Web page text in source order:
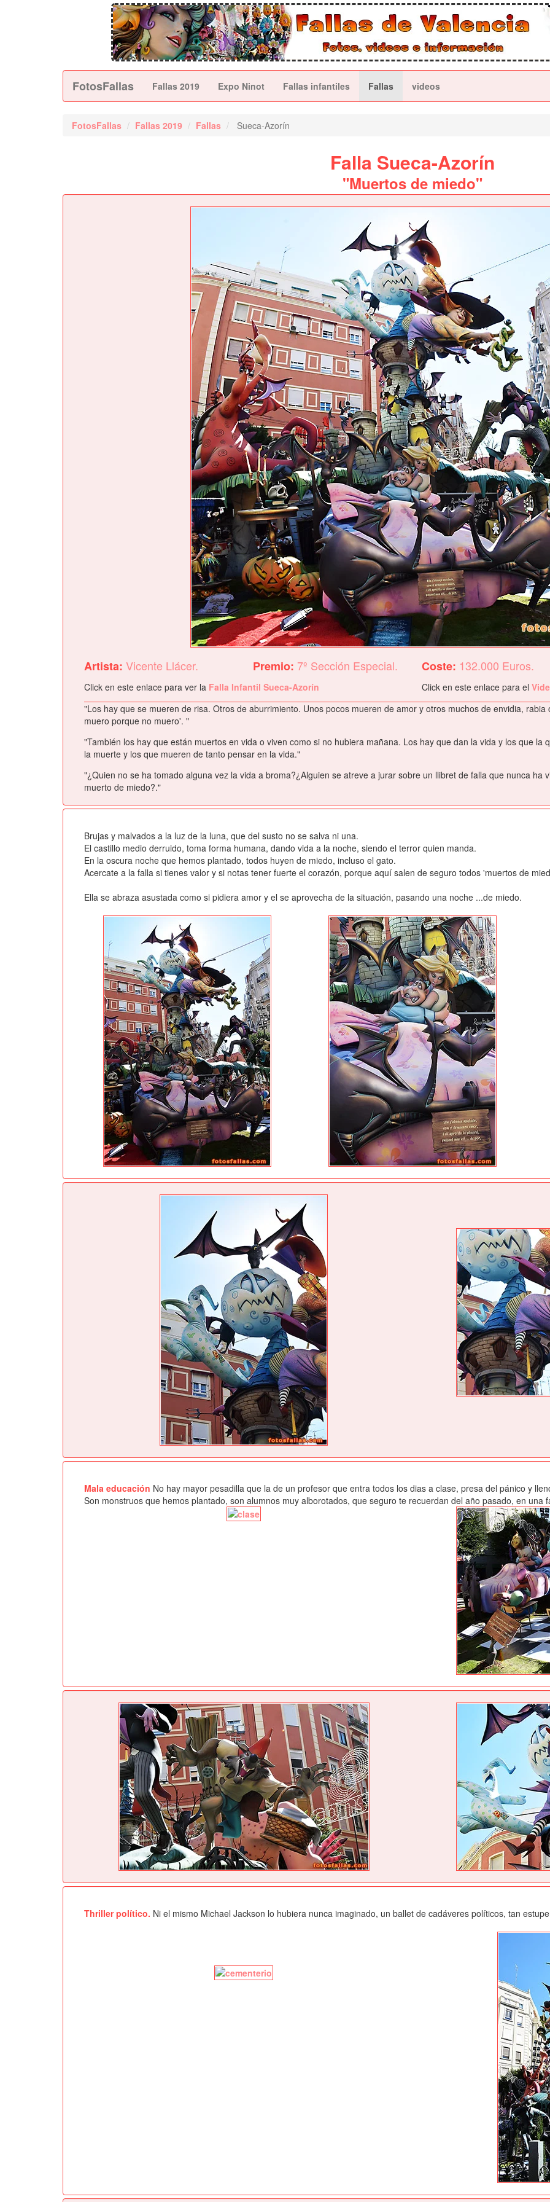
FotosFallas Fallas 2019 Expo Ninot Fallas infantiles Fallas videos
FotosFallas Fallas 2019 Fallas Sueca-Azorín
Falla Sueca-Azorín
"Muertos de miedo"
Artista: Vicente Llácer. Premio: 7º Sección Especial. Coste: 132.000 Euros.
Click en este enlace para ver la Falla Infantil Sueca-Azorín Click en este enlace para el
"Los hay que se mueren de risa. Otros de aburrimiento. Unos pocos mueren de amor y otros muchos de envidia,
muero porque no muero'. "
"También los hay que están muertos en vida o viven como si no hubiera mañana. Los hay que dan la vida y los que la
la muerte y los que mueren de tanto pensar en la vida."
"¿Quien no se ha tomado alguna vez la vida a broma?¿Alguien se atreve a jurar sobre un llibret de falla que nunca ha
muerto de miedo?."
Brujas y malvados a la luz de la luna, que del susto no se salva ni una.
El castillo medio derruido, toma forma humana, dando vida a la noche, siendo el terror quien manda.
En la oscura noche que hemos plantado, todos huyen de miedo, incluso el gato.
Acercate a la falla si tienes valor y si notas tener fuerte el corazón, porque aquí salen de seguro todos 'muertos de
Ella se abraza asustada como si pidiera amor y el se aprovecha de la situación, pasando una noche ...de miedo.
Mala educación No hay mayor pesadilla que la de un profesor que entra todos los dias a clase, presa del pánico y
Son monstruos que hemos plantado, son alumnos muy alborotados, que seguro te recuerdan del año pasado, en una
Thriller político. Ni el mismo Michael Jackson lo hubiera nunca imaginado, un ballet de cadáveres políticos, tan